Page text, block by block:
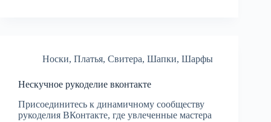
Носки, Платья, Свитера, Шапки, Шарфы
Нескучное рукоделие вконтакте
Присоединитесь к динамичному сообществу
рукоделия ВКонтакте, где увлеченные мастера